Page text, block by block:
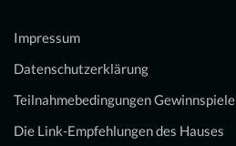
Impressum
Datenschutzerklärung
Teilnahmebedingungen Gewinnspiele
Die Link-Empfehlungen des Hauses